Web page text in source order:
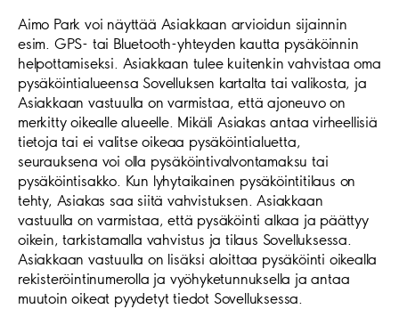
Aimo Park voi näyttää Asiakkaan arvioidun sijainnin
esim. GPS- tai Bluetooth-yhteyden kautta pysäköinnin
helpottamiseksi. Asiakkaan tulee kuitenkin vahvistaa oma
pysäköintialueensa Sovelluksen kartalta tai valikosta, ja
Asiakkaan vastuulla on varmistaa, että ajoneuvo on
merkitty oikealle alueelle. Mikäli Asiakas antaa virheellisiä
tietoja tai ei valitse oikeaa pysäköintialuetta,
seurauksena voi olla pysäköintivalvontamaksu tai
pysäköintisakko. Kun lyhytaikainen pysäköintitilaus on
tehty, Asiakas saa siitä vahvistuksen. Asiakkaan
vastuulla on varmistaa, että pysäköinti alkaa ja päättyy
oikein, tarkistamalla vahvistus ja tilaus Sovelluksessa.
Asiakkaan vastuulla on lisäksi aloittaa pysäköinti oikealla
rekisteröintinumerolla ja vyöhyketunnuksella ja antaa
muutoin oikeat pyydetyt tiedot Sovelluksessa.